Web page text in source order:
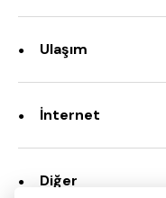
Ulaşım
İnternet
Diğer